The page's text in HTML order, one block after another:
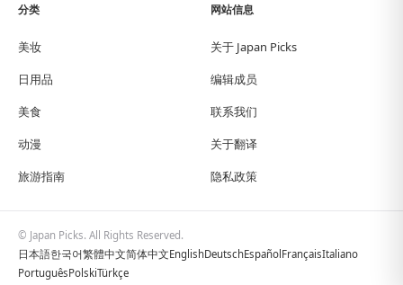
分类
美妆
日用品
美食
动漫
旅游指南
网站信息
关于 Japan Picks
编辑成员
联系我们
关于翻译
隐私政策
© Japan Picks. All Rights Reserved.
日本語한국어繁體中文简体中文EnglishDeutschEspañolFrançaisItaliano
PortuguêsPolskiTürkçe